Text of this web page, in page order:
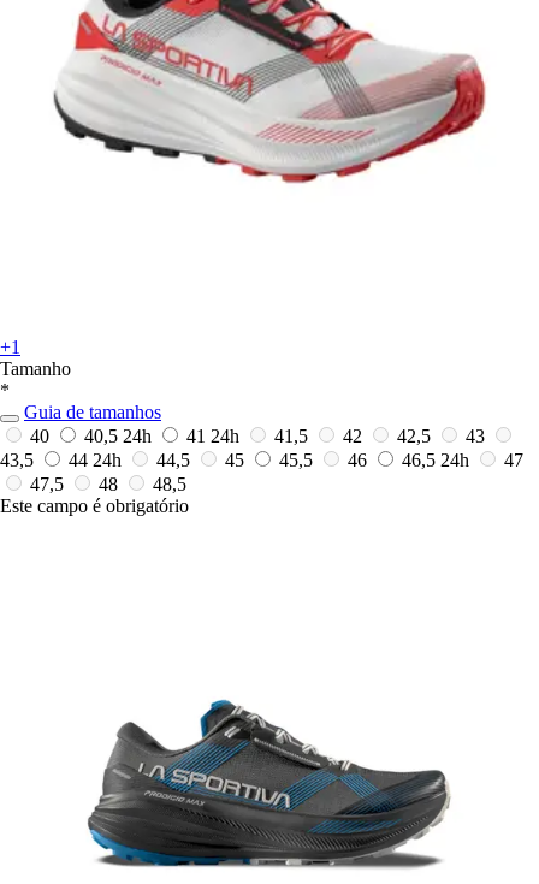
+1
Tamanho
*
Guia de tamanhos
40
40,5 24h 41 24h 41,5 42 42,5
43
43,5
44 24h 44,5 45 45,5 46 46,5 24h
47
47,5
48
48,5
Este campo é obrigatório